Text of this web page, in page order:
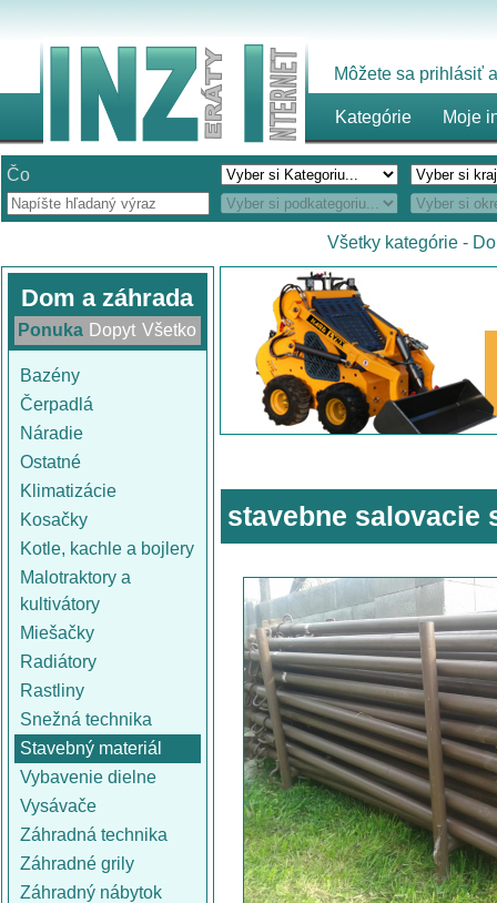
Môžete sa prihlásiť
Kategórie Moje
Čo
Všetky kategórie -
Dom a záhrada
Ponuka Dopyt Všetko
Bazény
Čerpadlá
Náradie
Ostatné
Klimatizácie
Kosačky
Kotle, kachle a bojlery
Malotraktory a
kultivátory
Miešačky
Radiátory
Rastliny
Snežná technika
Stavebný materiál
Vybavenie dielne
Vysávače
Záhradná technika
Záhradné grily
Záhradný nábytok
stavebne salovacie